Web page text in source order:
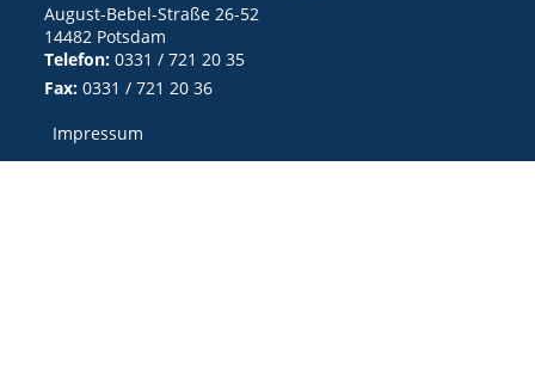
August-Bebel-Straße 26-52
14482 Potsdam
Telefon: 0331 / 721 20 35
Fax: 0331 / 721 20 36
Impressum